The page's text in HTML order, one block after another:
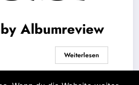
Albumreview
Weiterlesen